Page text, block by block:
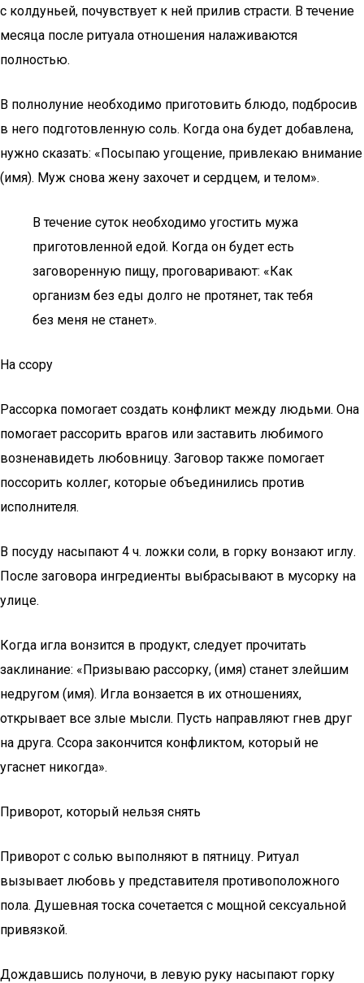
с колдуньей, почувствует к ней прилив страсти. В течение
месяца после ритуала отношения налаживаются
полностью.
В полнолуние необходимо приготовить блюдо, подбросив
в него подготовленную соль. Когда она будет добавлена,
нужно сказать: «Посыпаю угощение, привлекаю внимание
(имя). Муж снова жену захочет и сердцем, и телом».
В течение суток необходимо угостить мужа
приготовленной едой. Когда он будет есть
заговоренную пищу, проговаривают: «Как
организм без еды долго не протянет, так тебя
без меня не станет».
На ссору
Рассорка помогает создать конфликт между людьми. Она
помогает рассорить врагов или заставить любимого
возненавидеть любовницу. Заговор также помогает
поссорить коллег, которые объединились против
исполнителя.
В посуду насыпают 4 ч. ложки соли, в горку вонзают иглу.
После заговора ингредиенты выбрасывают в мусорку на
улице.
Когда игла вонзится в продукт, следует прочитать
заклинание: «Призываю рассорку, (имя) станет злейшим
недругом (имя). Игла вонзается в их отношениях,
открывает все злые мысли. Пусть направляют гнев друг
на друга. Ссора закончится конфликтом, который не
угаснет никогда».
Приворот, который нельзя снять
Приворот с солью выполняют в пятницу. Ритуал
вызывает любовь у представителя противоположного
пола. Душевная тоска сочетается с мощной сексуальной
привязкой.
Дождавшись полуночи, в левую руку насыпают горку